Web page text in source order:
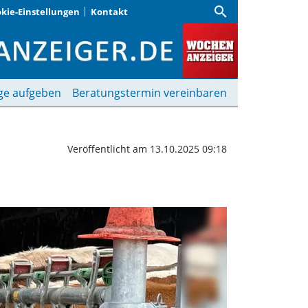
Einstellungen Kontakt search
auf dem
aufgeben Beratungstermin vereinbaren
Veröffentlicht am 13.10.2025 09:18